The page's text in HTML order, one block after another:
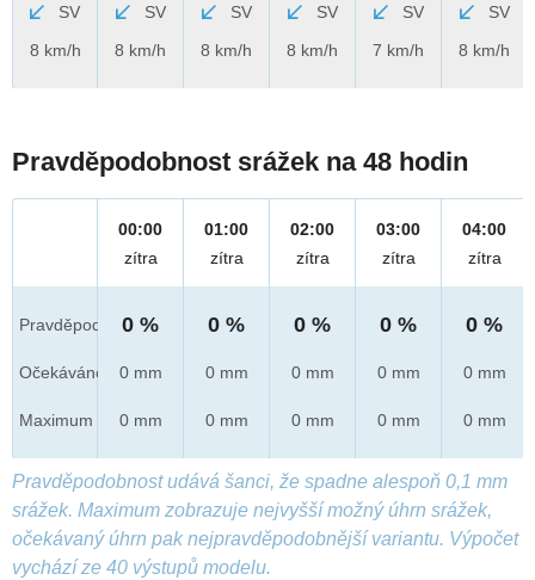
SV
8 km/h
SV
8 km/h
SV
8 km/h
SV
8 km/h
SV
7 km/h
SV
8 km/h
Pravděpodobnost srážek na 48 hodin
Pravděpod.
Očekáváno
Maximum
00:00
zítra
0 %
0 mm
0 mm
01:00
zítra
0 %
0 mm
0 mm
02:00
zítra
0 %
0 mm
0 mm
03:00
zítra
0 %
0 mm
0 mm
04:00
zítra
0 %
0 mm
0 mm
Pravděpodobnost udává šanci, že spadne alespoň 0,1 mm
srážek. Maximum zobrazuje nejvyšší možný úhrn srážek,
očekávaný úhrn pak nejpravděpodobnější variantu. Výpočet
vychází ze 40 výstupů modelu.